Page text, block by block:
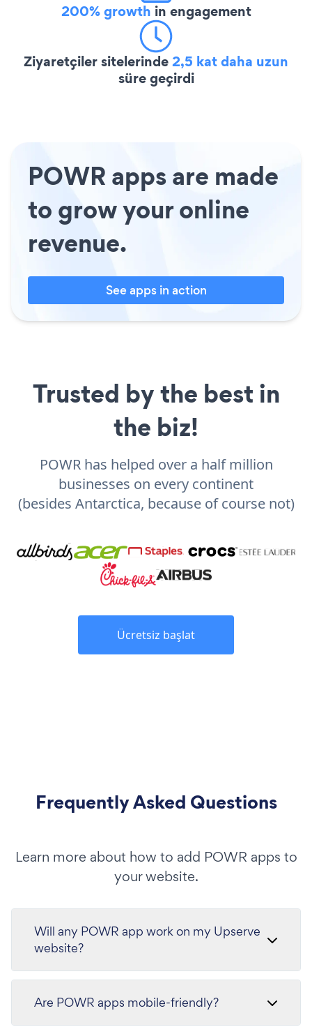
200% growth in engagement
Ziyaretçiler sitelerinde2,5 kat daha uzun
süre geçirdi
POWR apps are made
to grow your online
revenue.
See apps in action
Trusted by the best in
the biz!
POWR has helped over a half million
businesses on every continent
(besides Antarctica, because of course not)
Ücretsiz başlat
Frequently Asked Questions
Learn more about how to add POWR apps to
your website.
Will any POWR app work on my Upserve
website?
Are POWR apps mobile-friendly?